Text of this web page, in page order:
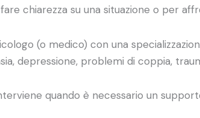
chiarezza su una situazione o per
(o medico) con una
depressione, problemi di coppia,
quando è necessario un